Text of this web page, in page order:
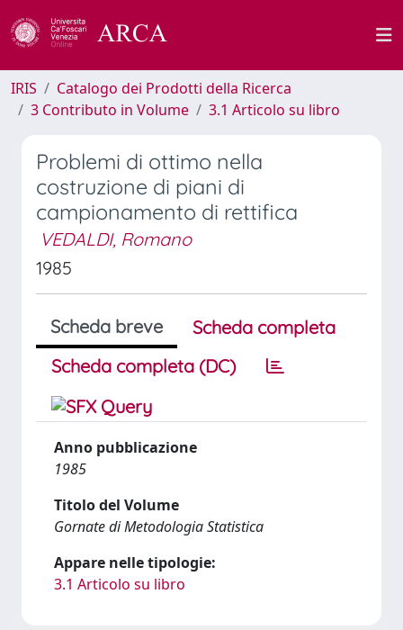
IRIS
Catalogo dei Prodotti della Ricerca
3 Contributo in Volume
3.1 Articolo su libro
Problemi di ottimo nella
costruzione di piani di
campionamento di rettifica
VEDALDI, Romano
1985
Scheda breve
Scheda completa
Scheda completa (DC)
Anno pubblicazione
1985
Titolo del Volume
Gornate di Metodologia Statistica
Appare nelle tipologie:
3.1 Articolo su libro